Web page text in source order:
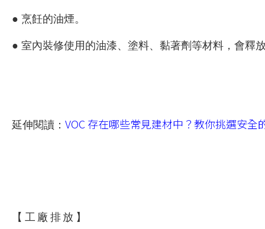
● 烹飪的油煙。
● 室內裝修使用的油漆、塗料、黏著劑等材料，會釋
延伸閱讀： VOC 存在哪些常見建材中？教你挑選安全
【工廠排放】